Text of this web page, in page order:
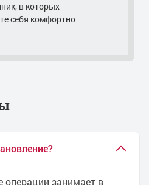
кисты
мужчин в интимных местах
в которых
себя комфортно
операции занимает в